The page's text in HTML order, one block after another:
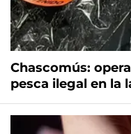
Chascomús:
pesca ilegal en la